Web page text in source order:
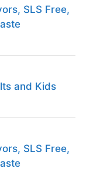
SLS Free,
and Kids
SLS Free,